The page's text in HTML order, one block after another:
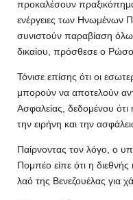
προκαλέσουν
ενέργειες των Ηνωμένων
συνιστούν παραβίαση
δικαίου, πρόσθεσε ο
Τόνισε επίσης ότι οι
μπορούν να αποτελούν
Ασφαλείας, δεδομένου ότι
την ειρήνη και την
Παίρνοντας τον λόγο, ο
Πομπέο είπε ότι η διεθνής
λαό της Βενεζουέλας για